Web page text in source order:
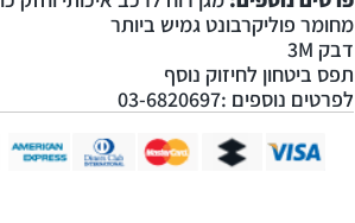
מחומר פוליקרבונט גמיש ביותר
דבק 3M
תפס ביטחון לחיזוק נוסף
לפרטים נוספים :03-6820697